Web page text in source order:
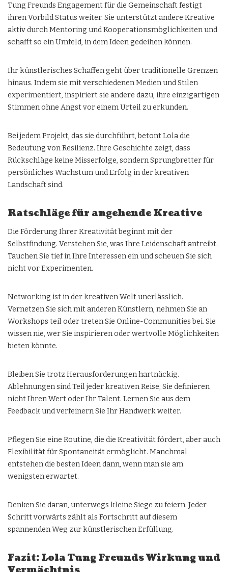
Tung Freunds Engagement für die Gemeinschaft festigt
ihren Vorbild Status weiter. Sie unterstützt andere Kreative
aktiv durch Mentoring und Kooperationsmöglichkeiten und
schafft so ein Umfeld, in dem Ideen gedeihen können.
Ihr künstlerisches Schaffen geht über traditionelle Grenzen
hinaus. Indem sie mit verschiedenen Medien und Stilen
experimentiert, inspiriert sie andere dazu, ihre einzigartigen
Stimmen ohne Angst vor einem Urteil zu erkunden.
Bei jedem Projekt, das sie durchführt, betont Lola die
Bedeutung von Resilienz. Ihre Geschichte zeigt, dass
Rückschläge keine Misserfolge, sondern Sprungbretter für
persönliches Wachstum und Erfolg in der kreativen
Landschaft sind.
Ratschläge für angehende Kreative
Die Förderung Ihrer Kreativität beginnt mit der
Selbstfindung. Verstehen Sie, was Ihre Leidenschaft antreibt.
Tauchen Sie tief in Ihre Interessen ein und scheuen Sie sich
nicht vor Experimenten.
Networking ist in der kreativen Welt unerlässlich.
Vernetzen Sie sich mit anderen Künstlern, nehmen Sie an
Workshops teil oder treten Sie Online-Communities bei. Sie
wissen nie, wer Sie inspirieren oder wertvolle Möglichkeiten
bieten könnte.
Bleiben Sie trotz Herausforderungen hartnäckig.
Ablehnungen sind Teil jeder kreativen Reise; Sie definieren
nicht Ihren Wert oder Ihr Talent. Lernen Sie aus dem
Feedback und verfeinern Sie Ihr Handwerk weiter.
Pflegen Sie eine Routine, die die Kreativität fördert, aber auch
Flexibilität für Spontaneität ermöglicht. Manchmal
entstehen die besten Ideen dann, wenn man sie am
wenigsten erwartet.
Denken Sie daran, unterwegs kleine Siege zu feiern. Jeder
Schritt vorwärts zählt als Fortschritt auf diesem
spannenden Weg zur künstlerischen Erfüllung.
Fazit: Lola Tung Freunds Wirkung und